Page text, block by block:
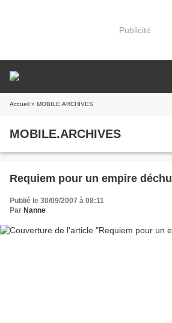
Publicité
Accueil » MOBILE.ARCHIVES
MOBILE.ARCHIVES
Requiem pour un empire déchu
Publié le 30/09/2007 à 08:11
Par Nanne